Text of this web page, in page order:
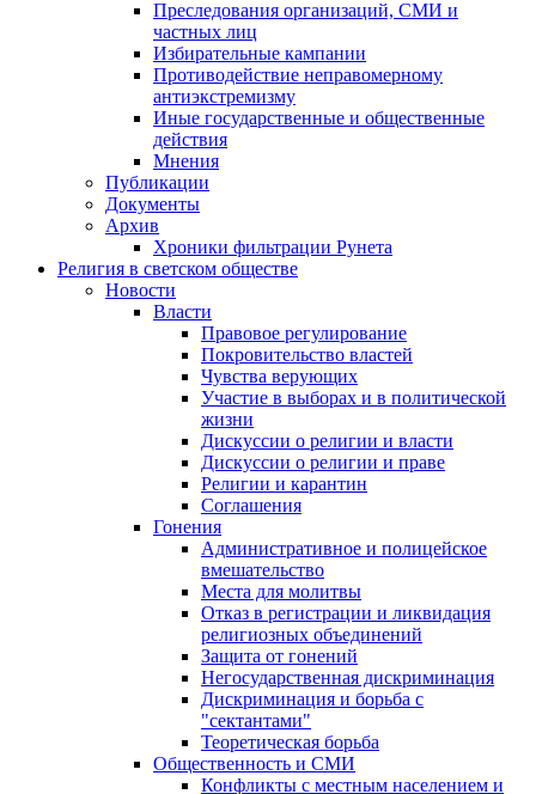
Преследования организаций, СМИ и
частных лиц
Избирательные кампании
Противодействие неправомерному
антиэкстремизму
Иные государственные и общественные
действия
Мнения
Публикации
Документы
Архив
Хроники фильтрации Рунета
Религия в светском обществе
Новости
Власти
Правовое регулирование
Покровительство властей
Чувства верующих
Участие в выборах и в политической
жизни
Дискуссии о религии и власти
Дискуссии о религии и праве
Религии и карантин
Соглашения
Гонения
Административное и полицейское
вмешательство
Места для молитвы
Отказ в регистрации и ликвидация
религиозных объединений
Защита от гонений
Негосударственная дискриминация
Дискриминация и борьба с
"сектантами"
Теоретическая борьба
Общественность и СМИ
Конфликты с местным населением и